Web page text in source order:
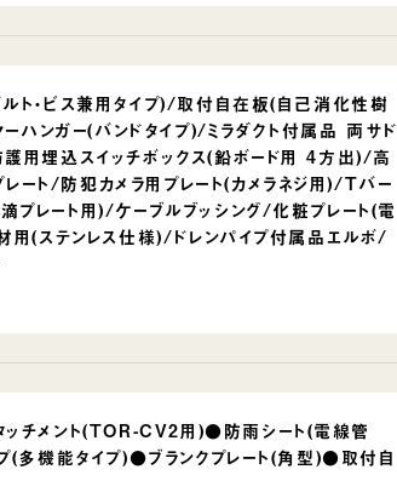
ト・ビス兼用タイプ)/取付自在板(自己消化性樹
ハンガー(バンドタイプ)/ミラダクト付属品 両サド
用埋込スイッチボックス(鉛ボード用 4方出)/高
ート/防犯カメラ用プレート(カメラネジ用)/Tバー
レート用)/ケーブルブッシング/化粧プレート(電
用(ステンレス仕様)/ドレンパイプ付属品エルボ/
チメント(TOR-CV2用)●防雨シート(電線管
(多機能タイプ)●ブランクプレート(角型)●取付自